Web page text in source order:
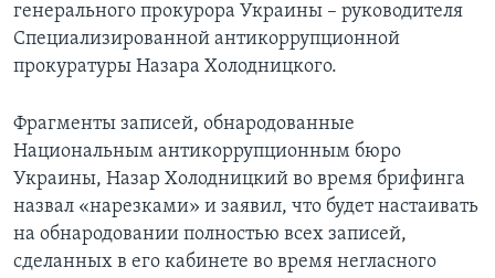
генерального прокурора Украины – руководителя
Специализированной антикоррупционной
прокуратуры Назара Холодницкого.
Фрагменты записей, обнародованные
Национальным антикоррупционным бюро
Украины, Назар Холодницкий во время брифинга
назвал «нарезками» и заявил, что будет настаивать
на обнародовании полностью всех записей,
сделанных в его кабинете во время негласного